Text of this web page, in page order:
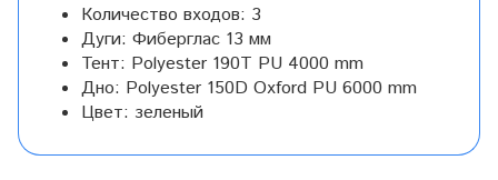
Количество входов: 3
Дуги: Фиберглас 13 мм
Тент: Polyester 190T PU 4000 mm
Дно: Polyester 150D Oxford PU 6000 mm
Цвет: зеленый